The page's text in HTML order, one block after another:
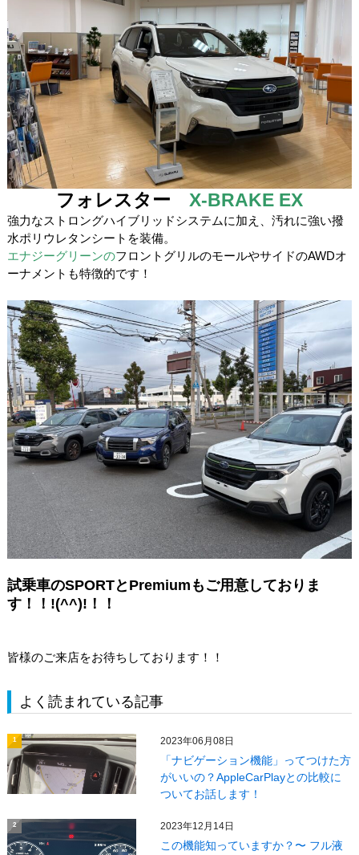
フォレスター X-BRAKE EX
強力なストロングハイブリッドシステムに加え、汚れに強い撥
水ポリウレタンシートを装備。
エナジーグリーンのフロントグリルのモールやサイドのAWDオ
ーナメントも特徴的です！
試乗車のSPORTとPremiumもご用意しておりま
す！！!(^^)!！！
皆様のご来店をお待ちしております！！
よく読まれている記事
1 2023年06月08日
「ナビゲーション機能」ってつけた方
がいいの？AppleCarPlayとの比較に
ついてお話します！
2 2023年12月14日
この機能知っていますか？〜 フル液